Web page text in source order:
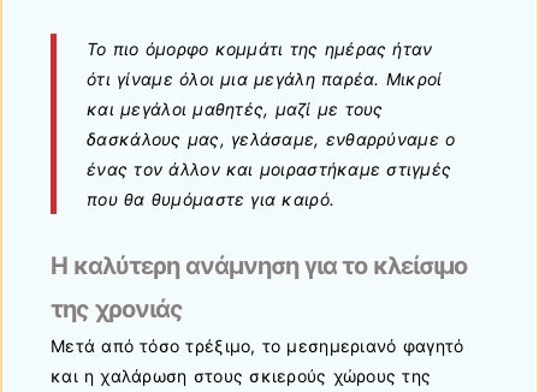
Το πιο όμορφο κομμάτι της ημέρας ήταν
ότι γίναμε όλοι μια μεγάλη παρέα. Μικροί
και μεγάλοι μαθητές, μαζί με τους
δασκάλους μας, γελάσαμε, ενθαρρύναμε ο
ένας τον άλλον και μοιραστήκαμε στιγμές
που θα θυμόμαστε για καιρό.
Η καλύτερη ανάμνηση για το κλείσιμο
της χρονιάς
Μετά από τόσο τρέξιμο, το μεσημεριανό φαγητό
και η χαλάρωση στους σκιερούς χώρους της